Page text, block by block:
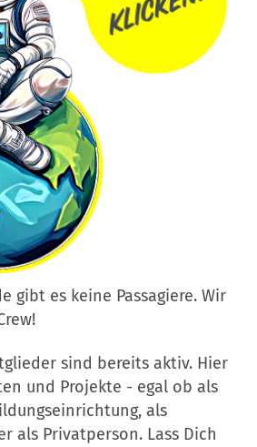
gibt es keine Passagiere. Wir
sind bereits aktiv. Hier
und Projekte - egal ob als
als
als Privatperson. Lass Dich